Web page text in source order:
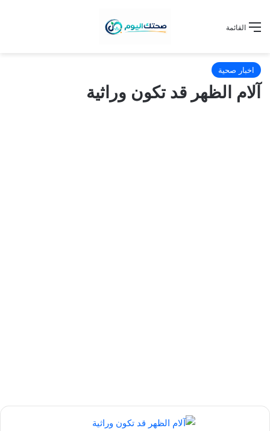
القائمة
اخبار صحية
آلام الظهر قد تكون وراثية